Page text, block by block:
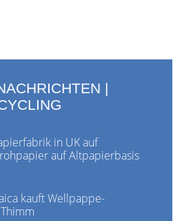
|
in UK auf
auf Altpapierbasis
kauft Wellpappe-